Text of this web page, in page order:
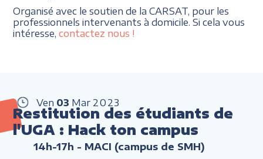
Organisé avec le soutien de la CARSAT, pour les
professionnels intervenants à domicile. Si cela vous
intéresse,contactez nous !
Ven 03 Mar 2023
Restitution des étudiants de
l'UGA : Hack ton campus
14h-17h - MACI (campus de SMH)